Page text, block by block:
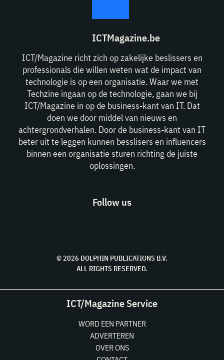
ICTMagazine.be
ICT/Magazine richt zich op zakelijke beslissers en
professionals die willen weten wat de impact van
technologie is op een organisatie. Waar we met
Techzine ingaan op de technologie, gaan we bij
ICT/Magazine in op de business-kant van IT. Dat
doen we door middel van nieuws en
achtergrondverhalen. Door de business-kant van IT
beter uit te leggen kunnen besslisers en influencers
binnen een organisatie sturen richting de juiste
oplossingen.
Follow us
© 2026 DOLPHIN PUBLICATIONS B.V.
ALL RIGHTS RESERVED.
ICT/Magazine Service
WORD EEN PARTNER
ADVERTEREN
OVER ONS